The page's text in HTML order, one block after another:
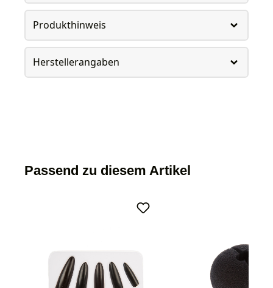
Produkthinweis
Herstellerangaben
Passend zu diesem Artikel